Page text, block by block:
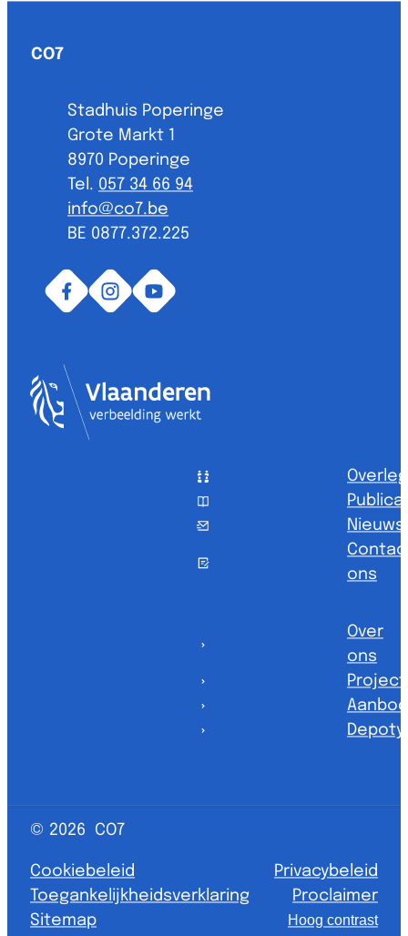
Contact & openingsuren
CO7
AdresStadhuis Poperinge
Grote Markt 1
,8970 Poperinge
057 34 66 94
E-mailinfo@co7.be
BTW nr.BE 0877.372.225
Overleg
ons
Over
ons
Aanbod
FacebookInstagram
YouTube
© 2026 CO7
Cookiebeleid
Privacybeleid
Toegankelijkheidsverklaring
Proclaimer
Sitemap
Hoog contrast